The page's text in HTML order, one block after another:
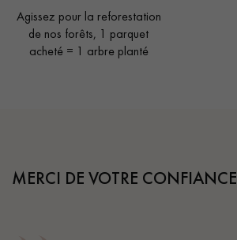
Agissez pour la reforestation
de nos forêts, 1 parquet
acheté = 1 arbre planté
MERCI DE VOTRE CONFIANCE